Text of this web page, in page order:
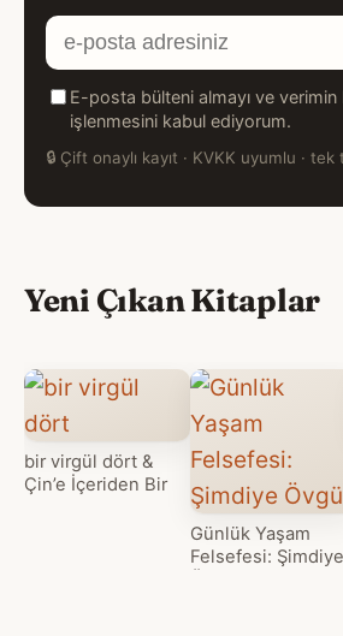
E-
posta
adresiniz
E-posta bülteni almayı ve verimin
işlenmesini kabul ediyorum.
🔒 Çift onaylı kayıt · KVKK uyumlu · tek
Yeni Çıkan Kitaplar
bir virgül dört &
Çin’e İçeriden Bir
Günlük Yaşam
Felsefesi: Şimdiye